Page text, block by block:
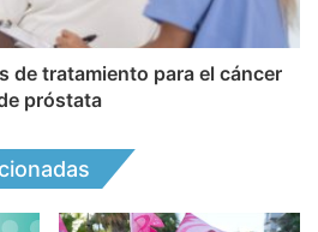
de tratamiento para el cáncer
próstata